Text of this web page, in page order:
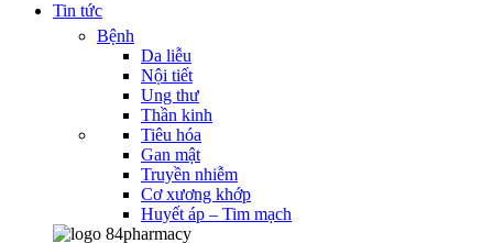
Tin tức
Bệnh
Da liễu
Nội tiết
Ung thư
Thần kinh
Tiêu hóa
Gan mật
Truyền nhiễm
Cơ xương khớp
Huyết áp – Tim mạch